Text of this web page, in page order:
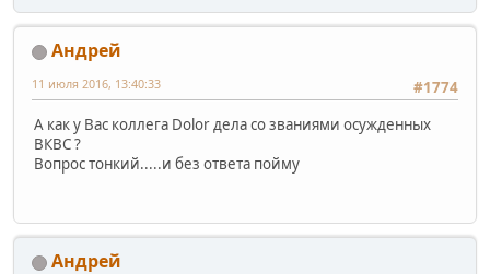
Андрей
#1774
11 июля 2016, 13:40:33
А как у Вас коллега Dolor дела со званиями осужденных
ВКВС ?
Вопрос тонкий.....и без ответа пойму
Андрей